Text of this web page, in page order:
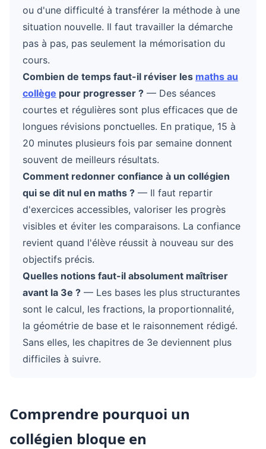
ou d'une difficulté à transférer la méthode à une
situation nouvelle. Il faut travailler la démarche
pas à pas, pas seulement la mémorisation du
cours.
Combien de temps faut-il réviser les maths au
collège pour progresser ? — Des séances
courtes et régulières sont plus efficaces que de
longues révisions ponctuelles. En pratique, 15 à
20 minutes plusieurs fois par semaine donnent
souvent de meilleurs résultats.
Comment redonner confiance à un collégien
qui se dit nul en maths ? — Il faut repartir
d'exercices accessibles, valoriser les progrès
visibles et éviter les comparaisons. La confiance
revient quand l'élève réussit à nouveau sur des
objectifs précis.
Quelles notions faut-il absolument maîtriser
avant la 3e ? — Les bases les plus structurantes
sont le calcul, les fractions, la proportionnalité,
la géométrie de base et le raisonnement rédigé.
Sans elles, les chapitres de 3e deviennent plus
difficiles à suivre.
Comprendre pourquoi un
collégien bloque en